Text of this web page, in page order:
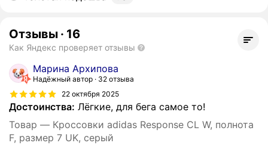
Отзывы · 16
Как Яндекс проверяет отзывы
Марина Архипова
Надёжный автор
32 отзыва
22 октября 2025
Достоинства: Лёгкие, для бега самое то!
Товар — Кроссовки adidas Response CL W, полнота
F, размер 7 UK, серый